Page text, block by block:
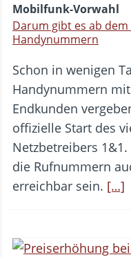
Mobilfunk-Vorwahl
Darum gibt es ab
Handynummern
Schon in wenigen
Handynummern
Endkunden
offizielle Start des
Netzbetreibers
die Rufnummern
erreichbar sein. […]